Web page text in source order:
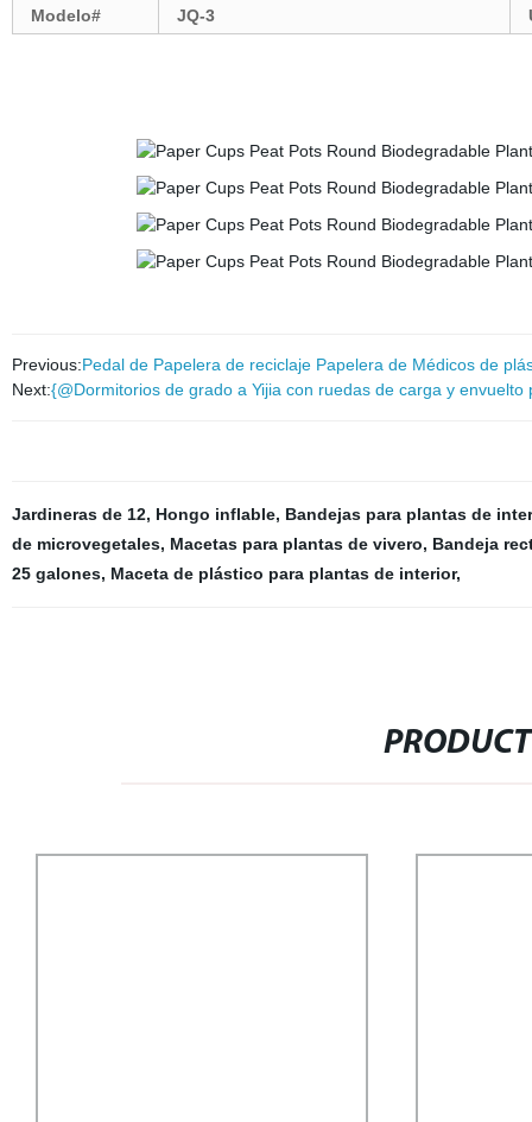
Modelo#
JQ-3
Previous:Pedal de Papelera de reciclaje Papelera de Médicos de
Next:{@Dormitorios de grado a Yijia con ruedas de carga y
Jardineras de 12, Hongo inflable, Bandejas para plantas de
de microvegetales, Macetas para plantas de vivero, Bandeja
25 galones, Maceta de plástico para plantas de interior,